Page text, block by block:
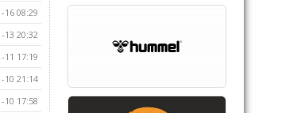
16 08:29
13 20:32
11 17:19
10 21:14
10 17:58